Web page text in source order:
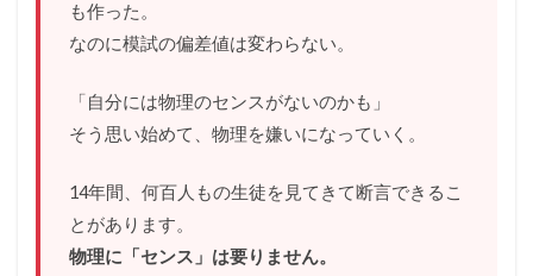
も作った。
なのに模試の偏差値は変わらない。
「自分には物理のセンスがないのかも」
そう思い始めて、物理を嫌いになっていく。
14年間、何百人もの生徒を見てきて断言できるこ
とがあります。
物理に「センス」は要りません。